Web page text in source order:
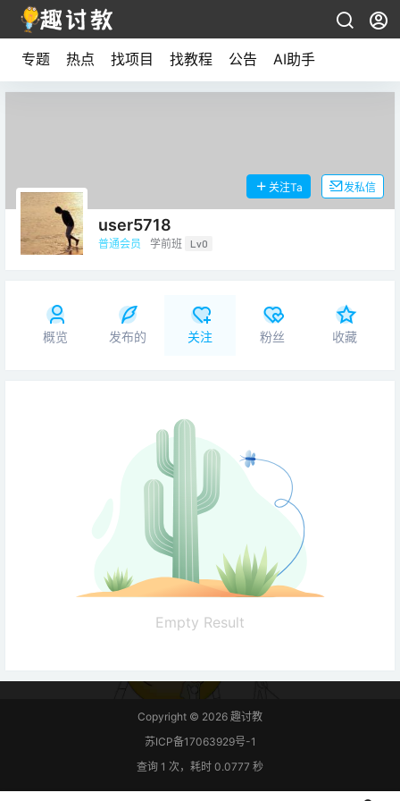
专题 热点 找项目 找教程 公告 AI助手
user5718
普通会员 学前班 Lv0
关注Ta 发私信
概览 发布的 关注 粉丝 收藏
Empty Result
Copyright © 2026 趣讨教
苏ICP备17063929号-1
查询 1 次，耗时 0.0777 秒